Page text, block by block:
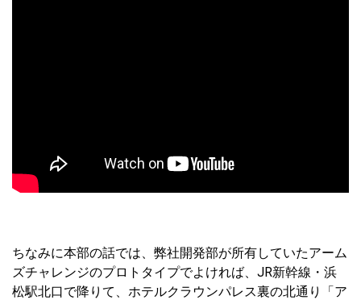
ちなみに本部の話では、弊社開発部が所有していたアーム
ズチャレンジのプロトタイプでよければ、JR新幹線・浜
松駅北口で降りて、ホテルクラウンパレス裏の北通り「ア